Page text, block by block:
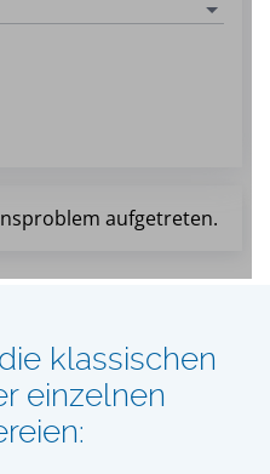
klassischen
einzelnen